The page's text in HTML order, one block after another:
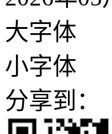
大字体
小字体
分享到：